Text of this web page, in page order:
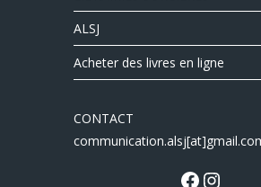
ALSJ
Acheter des livres en ligne
CONTACT